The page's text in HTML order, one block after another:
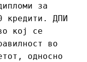
за
кредити. ДПИ
кој се
во
односно